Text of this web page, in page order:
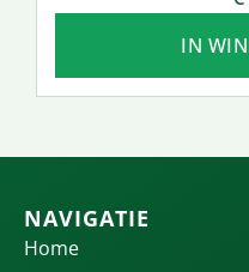
IN
NAVIGATIE
Home